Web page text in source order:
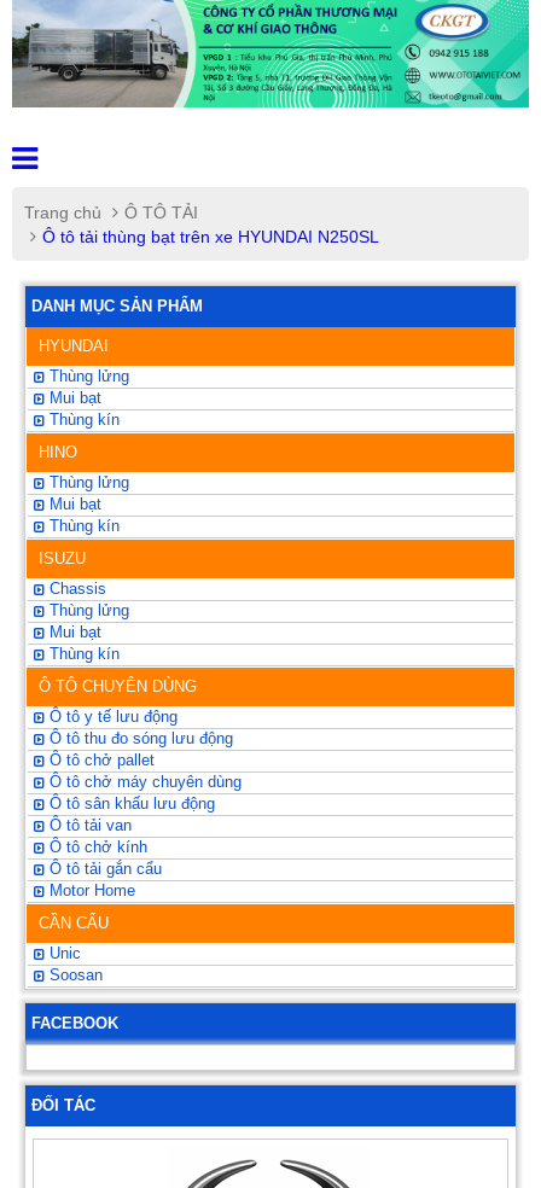
Trang chủ
Ô TÔ TẢI
Ô tô tải thùng bạt trên xe HYUNDAI N250SL
DANH MỤC SẢN PHẨM
HYUNDAI
Thùng lửng
Mui bạt
Thùng kín
HINO
Thùng lửng
Mui bạt
Thùng kín
ISUZU
Chassis
Thùng lửng
Mui bạt
Thùng kín
Ô TÔ CHUYÊN DÙNG
Ô tô y tế lưu động
Ô tô thu đo sóng lưu động
Ô tô chở pallet
Ô tô chở máy chuyên dùng
Ô tô sân khấu lưu động
Ô tô tải van
Ô tô chở kính
Ô tô tải gắn cẩu
Motor Home
CẦN CẨU
Unic
Soosan
FACEBOOK
ĐỐI TÁC